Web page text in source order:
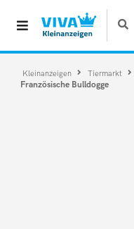
Kleinanzeigen Tiermarkt
Französische Bulldogge